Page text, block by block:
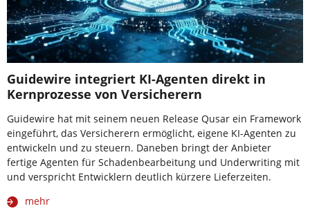
Guidewire integriert KI-Agenten direkt in
Kernprozesse von Versicherern
Guidewire hat mit seinem neuen Release Qusar ein Framework
eingeführt, das Versicherern ermöglicht, eigene KI-Agenten zu
entwickeln und zu steuern. Daneben bringt der Anbieter
fertige Agenten für Schadenbearbeitung und Underwriting mit
und verspricht Entwicklern deutlich kürzere Lieferzeiten.
mehr